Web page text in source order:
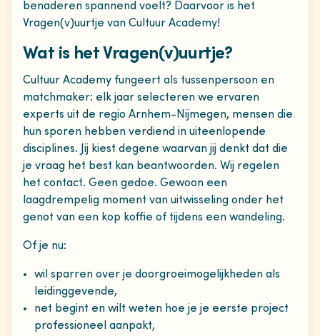
benaderen spannend voelt? Daarvoor is het
Vragen(v)uurtje van Cultuur Academy!
Wat is het Vragen(v)uurtje?
Cultuur Academy fungeert als tussenpersoon en
matchmaker: elk jaar selecteren we ervaren
experts uit de regio Arnhem-Nijmegen, mensen die
hun sporen hebben verdiend in uiteenlopende
disciplines. Jij kiest degene waarvan jij denkt dat die
je vraag het best kan beantwoorden. Wij regelen
het contact. Geen gedoe. Gewoon een
laagdrempelig moment van uitwisseling onder het
genot van een kop koffie of tijdens een wandeling.
Of je nu:
wil sparren over je doorgroeimogelijkheden als
leidinggevende,
net begint en wilt weten hoe je je eerste project
professioneel aanpakt,